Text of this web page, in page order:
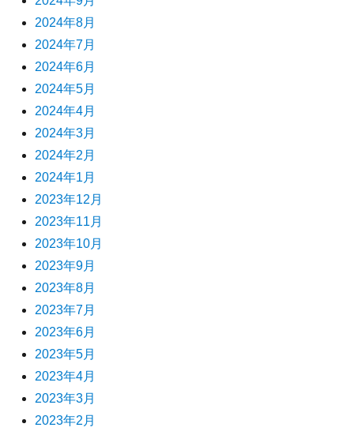
2024年8月
2024年7月
2024年6月
2024年5月
2024年4月
2024年3月
2024年2月
2024年1月
2023年12月
2023年11月
2023年10月
2023年9月
2023年8月
2023年7月
2023年6月
2023年5月
2023年4月
2023年3月
2023年2月